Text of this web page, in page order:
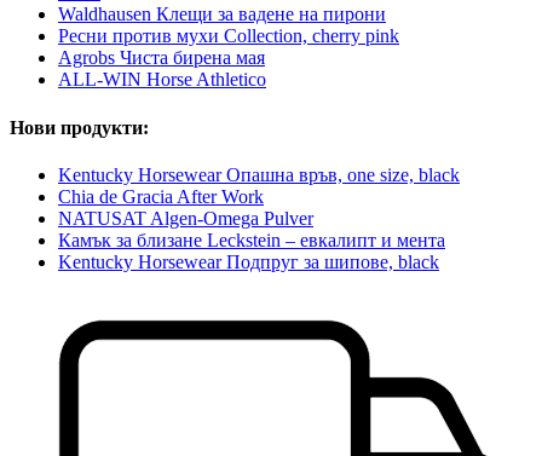
Waldhausen Клещи за вадене на пирони
Ресни против мухи Collection, cherry pink
Agrobs Чиста бирена мая
ALL-WIN Horse Athletico
Нови продукти:
Kentucky Horsewear Опашна връв, one size, black
Chia de Gracia After Work
NATUSAT Algen-Omega Pulver
Камък за близане Leckstein – евкалипт и мента
Kentucky Horsewear Подпруг за шипове, black